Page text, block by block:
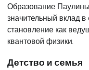
Образование
значительный вклад
становление как
квантовой физики.
Детство и семья